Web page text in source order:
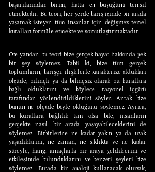
başarılarından birini, hatta en büyüğünü temsil
etmektedir. Bu teori, her yerde barış içinde bir arada
yaşamak isteyen tüm insanlar için değişmez temel
kuralları formüle etmekte ve somutlaştırmaktadır.
Öte yandan bu teori bize gerçek hayat hakkında pek
bir şey söylemez. Tabii ki, bize tüm gerçek
toplumların, barışçıl ilişkilerle karakterize oldukları
ölçüde, bilinçli ya da bilinçsiz olarak bu kurallara
bağlı olduklarını ve böylece rasyonel içgörü
tarafından yönlendirildiklerini söyler. Ancak bize
bunun ne ölçüde böyle olduğunu söylemez. Ayrıca,
bu kurallara bağlılık tam olsa bile, insanların
gerçekte nasıl bir arada yaşayabileceklerini de
söylemez. Birbirlerine ne kadar yakın ya da uzak
yaşadıklarını, ne zaman, ne sıklıkta ve ne kadar
süreyle, hangi amaçlarla bir araya geldiklerini ve
etkileşimde bulunduklarını ve benzeri şeyleri bize
söylemez. Burada bir analoji kullanacak olursak,